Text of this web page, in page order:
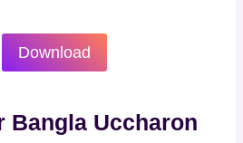
Download
Bangla Uccharon